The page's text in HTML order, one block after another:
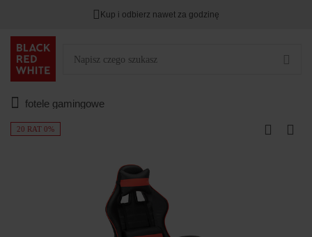
Kup i odbierz nawet za godzinę
fotele gamingowe
20 RAT 0%